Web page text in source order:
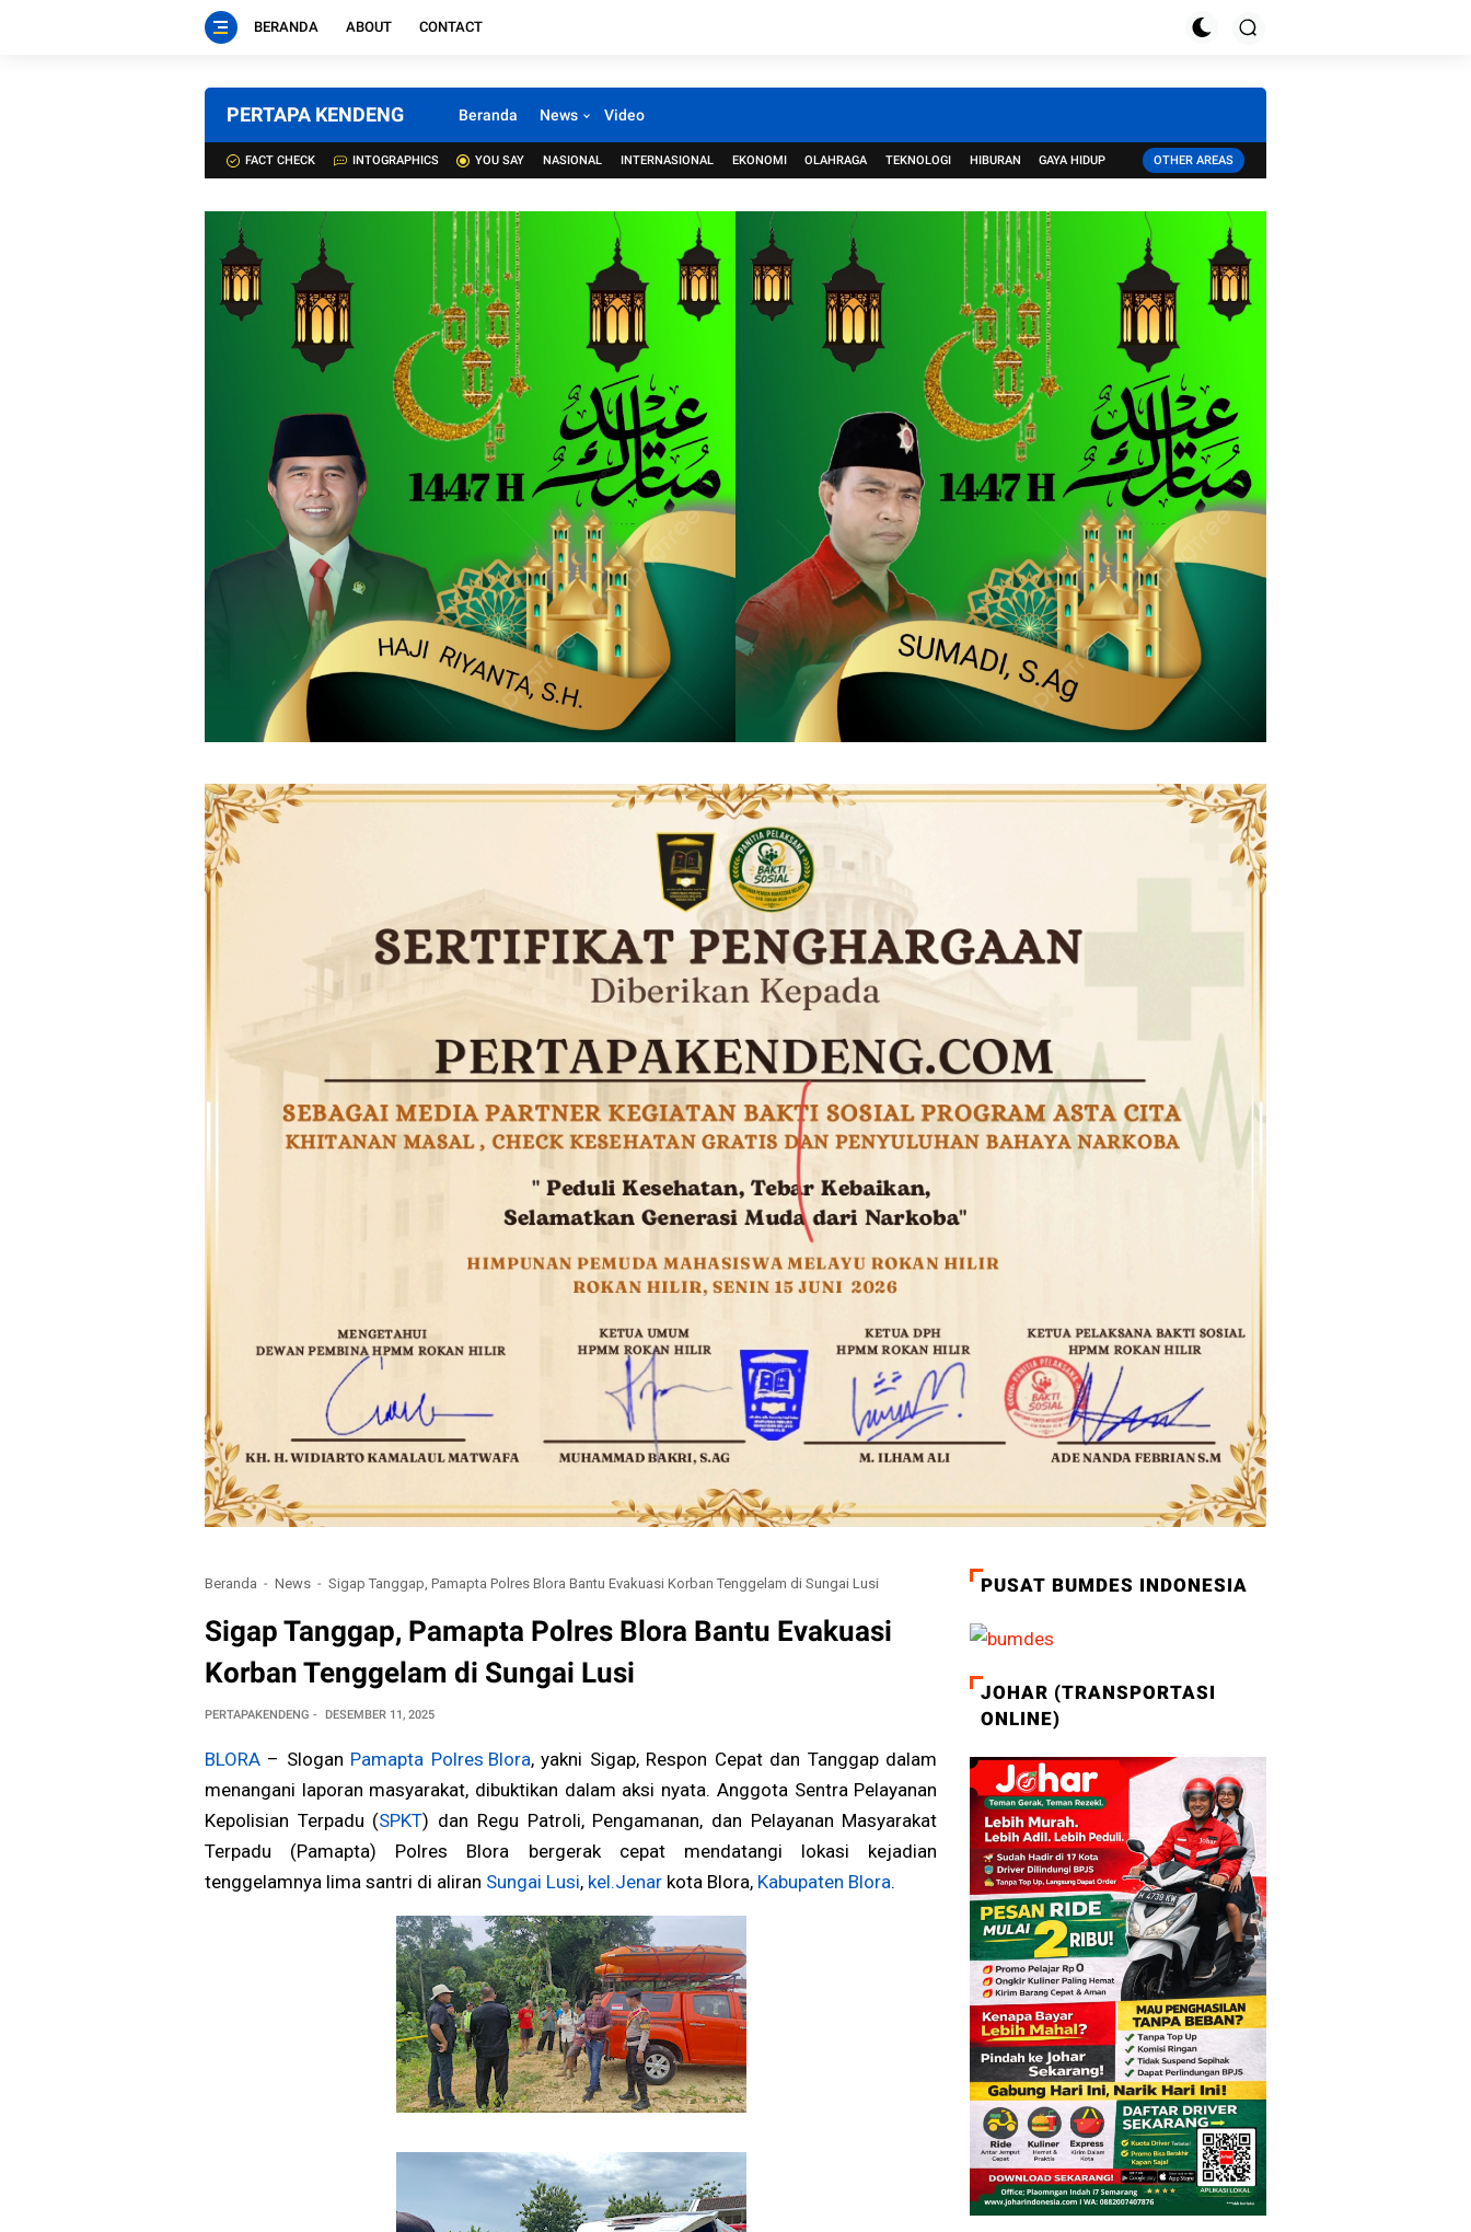
BERANDA ABOUT CONTACT
PERTAPA KENDENG Beranda News Video
FACT CHECK INTOGRAPHICS YOU SAY NASIONAL INTERNASIONAL EKONOMI OLAHRAGA TEKNOLOGI HIBURAN GAYA HIDUP OTHER AREAS
Beranda News Sigap Tanggap, Pamapta Polres Blora Bantu Evakuasi Korban Tenggelam di Sungai Lusi
Sigap Tanggap, Pamapta Polres Blora Bantu Evakuasi
Korban Tenggelam di Sungai Lusi
PERTAPAKENDENG DESEMBER 11, 2025
BLORA – Slogan Pamapta Polres Blora, yakni Sigap, Respon Cepat dan Tanggap dalam
menangani laporan masyarakat, dibuktikan dalam aksi nyata. Anggota Sentra Pelayanan
Kepolisian Terpadu (SPKT) dan Regu Patroli, Pengamanan, dan Pelayanan Masyarakat
Terpadu (Pamapta) Polres Blora bergerak cepat mendatangi lokasi kejadian
tenggelamnya lima santri di aliran Sungai Lusi, kel.Jenar kota Blora, Kabupaten Blora.
PUSAT BUMDES INDONESIA
JOHAR (TRANSPORTASI
ONLINE)